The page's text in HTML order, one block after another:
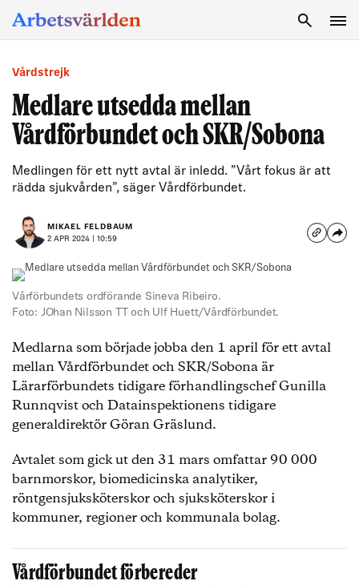
Vårdstrejk
Medlare utsedda mellan
Vårdförbundet och SKR/Sobona
Medlingen för ett nytt avtal är inledd. ”Vårt fokus är att
rädda sjukvården”, säger Vårdförbundet.
MIKAEL FELDBAUM
2 APR 2024 | 10:59
Vårförbundets ordförande Sineva Ribeiro.
Foto: JOhan Nilsson TT och Ulf Huett/Vårdförbundet.
Medlarna som började jobba den 1 april för ett avtal
mellan Vårdförbundet och SKR/Sobona är
Lärarförbundets tidigare förhandlingschef Gunilla
Runnqvist och Datainspektionens tidigare
generaldirektör Göran Gräslund.
Avtalet som gick ut den 31 mars omfattar 90 000
barnmorskor, biomedicinska analytiker,
röntgensjuksköterskor och sjuksköterskor i
kommuner, regioner och kommunala bolag.
Vårdförbundet förbereder